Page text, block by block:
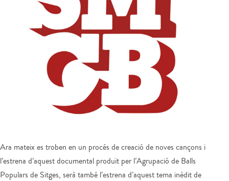
Ara mateix es troben en un procés de creació de noves cançons i
l’estrena d’aquest documental produït per l’Agrupació de Balls
Populars de Sitges, serà també l’estrena d’aquest tema inèdit de